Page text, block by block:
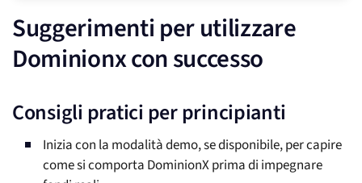
Suggerimenti per utilizzare
Dominionx con successo
Consigli pratici per principianti
Inizia con la modalità demo, se disponibile, per capire
come si comporta DominionX prima di impegnare